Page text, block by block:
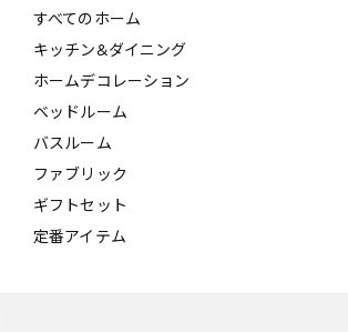
すべてのホーム
キッチン&ダイニング
ホームデコレーション
ベッドルーム
バスルーム
ファブリック
ギフトセット
定番アイテム